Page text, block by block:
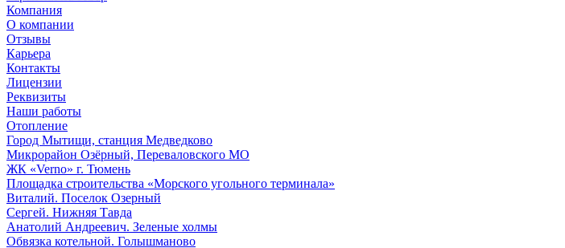
Компания
О компании
Отзывы
Карьера
Контакты
Лицензии
Реквизиты
Наши работы
Отопление
Город Мытищи, станция Медведково
Микрорайон Озёрный, Переваловского МО
ЖК «Verno» г. Тюмень
Площадка строительства «Морского угольного терминала»
Виталий. Поселок Озерный
Сергей. Нижняя Тавда
Анатолий Андреевич. Зеленые холмы
Обвязка котельной. Голышманово